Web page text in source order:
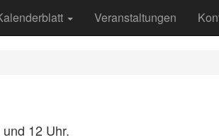
Veranstaltungen
12 Uhr.